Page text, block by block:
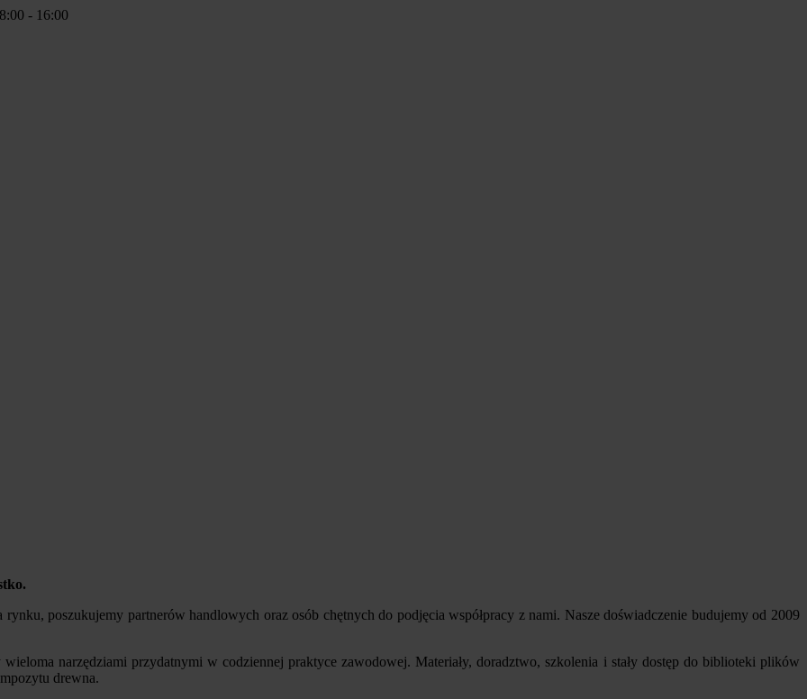
- 16:00
poszukujemy partnerów handlowych oraz osób chętnych do podjęcia współpracy z nami. Nasze doświadczenie budujemy od 2009
narzędziami przydatnymi w codziennej praktyce zawodowej. Materiały, doradztwo, szkolenia i stały dostęp do biblioteki plików
drewna.